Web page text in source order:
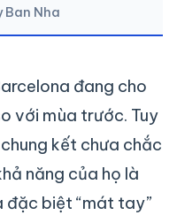
Ban Nha
đang cho
với mùa trước. Tuy
kết chưa chắc
năng của họ là
đặc biệt “mát tay”